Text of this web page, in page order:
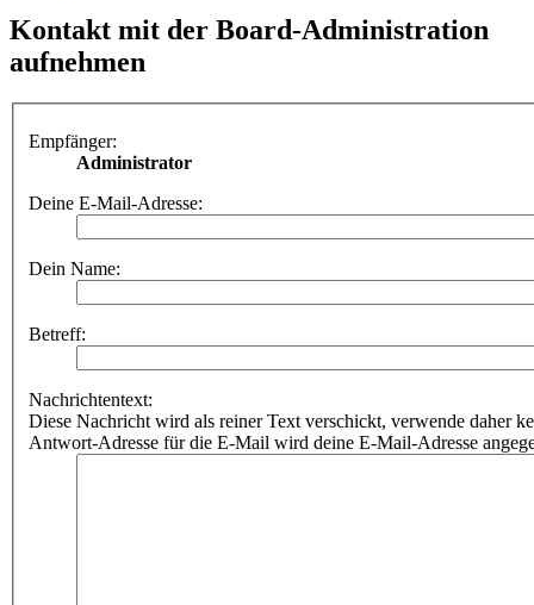
Kontakt mit der Board-Administration
aufnehmen
Empfänger:
Administrator
Deine E-Mail-Adresse:
Dein Name:
Betreff:
Nachrichtentext:
Diese Nachricht wird als reiner Text verschickt, verwende daher
Antwort-Adresse für die E-Mail wird deine E-Mail-Adresse